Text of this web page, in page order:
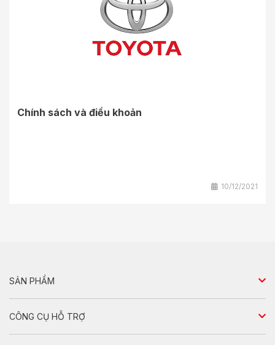
Chính sách và điều khoản
10/12/2021
SẢN PHẨM
Sedan
Hatchback
CÔNG CỤ HỖ TRỢ